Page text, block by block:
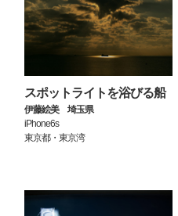
スポットライトを浴びる船
伊藤絵美 埼玉県
iPhone6s
東京都・東京湾